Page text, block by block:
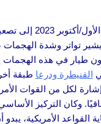
تشير الأحداث التي
ويشير تواتر وشدة
طيار في هذه
القنيطرة ودرعا طبقة
لكل من القوات
وكان التركيز الأساسي
القواعد الأمريكية، يبدو